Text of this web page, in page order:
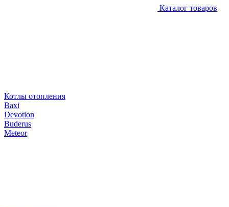
Каталог товаров
Котлы отопления
Baxi
Devotion
Buderus
Meteor